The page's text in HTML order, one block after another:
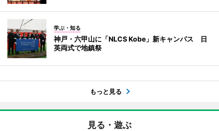
学ぶ・知る
神戸・六甲山に「NLCS Kobe」新キャンパス 日
英両式で地鎮祭
もっと見る
見る・遊ぶ